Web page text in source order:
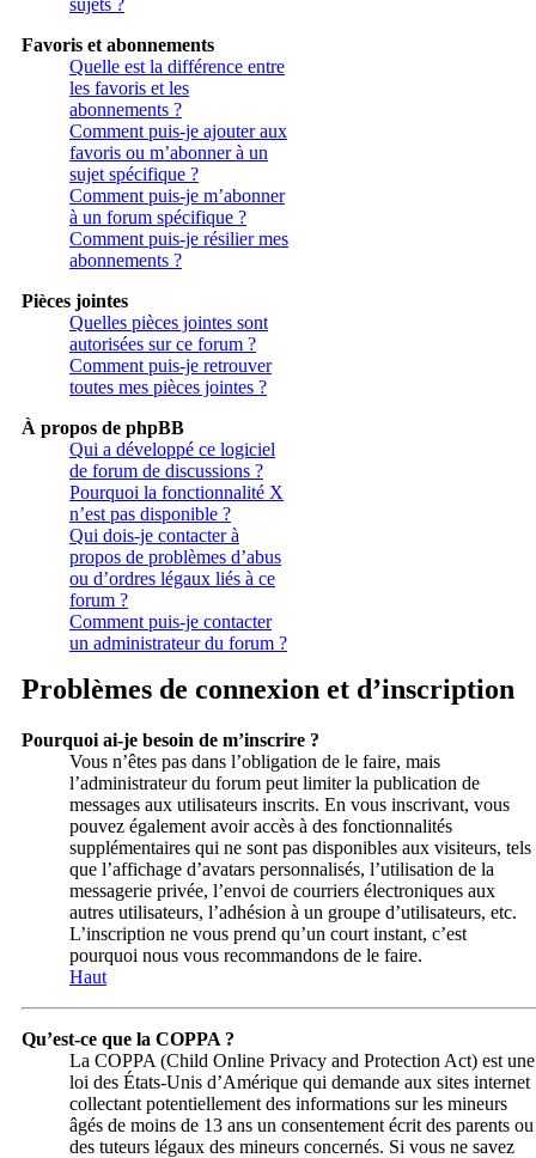
sujets ?
Favoris et abonnements
Quelle est la différence entre
les favoris et les
abonnements ?
Comment puis-je ajouter aux
favoris ou m’abonner à un
sujet spécifique ?
Comment puis-je m’abonner
à un forum spécifique ?
Comment puis-je résilier mes
abonnements ?
Pièces jointes
Quelles pièces jointes sont
autorisées sur ce forum ?
Comment puis-je retrouver
toutes mes pièces jointes ?
À propos de phpBB
Qui a développé ce logiciel
de forum de discussions ?
Pourquoi la fonctionnalité X
n’est pas disponible ?
Qui dois-je contacter à
propos de problèmes d’abus
ou d’ordres légaux liés à ce
forum ?
Comment puis-je contacter
un administrateur du forum ?
Problèmes de connexion et d’inscription
Pourquoi ai-je besoin de m’inscrire ?
Vous n’êtes pas dans l’obligation de le faire, mais
l’administrateur du forum peut limiter la publication de
messages aux utilisateurs inscrits. En vous inscrivant, vous
pouvez également avoir accès à des fonctionnalités
supplémentaires qui ne sont pas disponibles aux visiteurs, tels
que l’affichage d’avatars personnalisés, l’utilisation de la
messagerie privée, l’envoi de courriers électroniques aux
autres utilisateurs, l’adhésion à un groupe d’utilisateurs, etc.
L’inscription ne vous prend qu’un court instant, c’est
pourquoi nous vous recommandons de le faire.
Haut
Qu’est-ce que la COPPA ?
La COPPA (Child Online Privacy and Protection Act) est une
loi des États-Unis d’Amérique qui demande aux sites internet
collectant potentiellement des informations sur les mineurs
âgés de moins de 13 ans un consentement écrit des parents ou
des tuteurs légaux des mineurs concernés. Si vous ne savez